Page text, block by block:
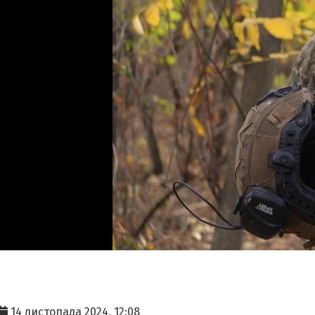
14 листопада 2024, 12:08